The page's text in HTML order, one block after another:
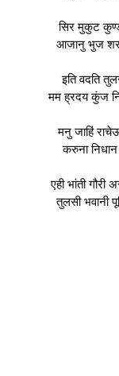
सिर मुकुट
आजानु भुज शर
इति वदति
मम ह्रदय कुंज
मनु जाहिं
करुना
एही भांती
तुलसी भवानी